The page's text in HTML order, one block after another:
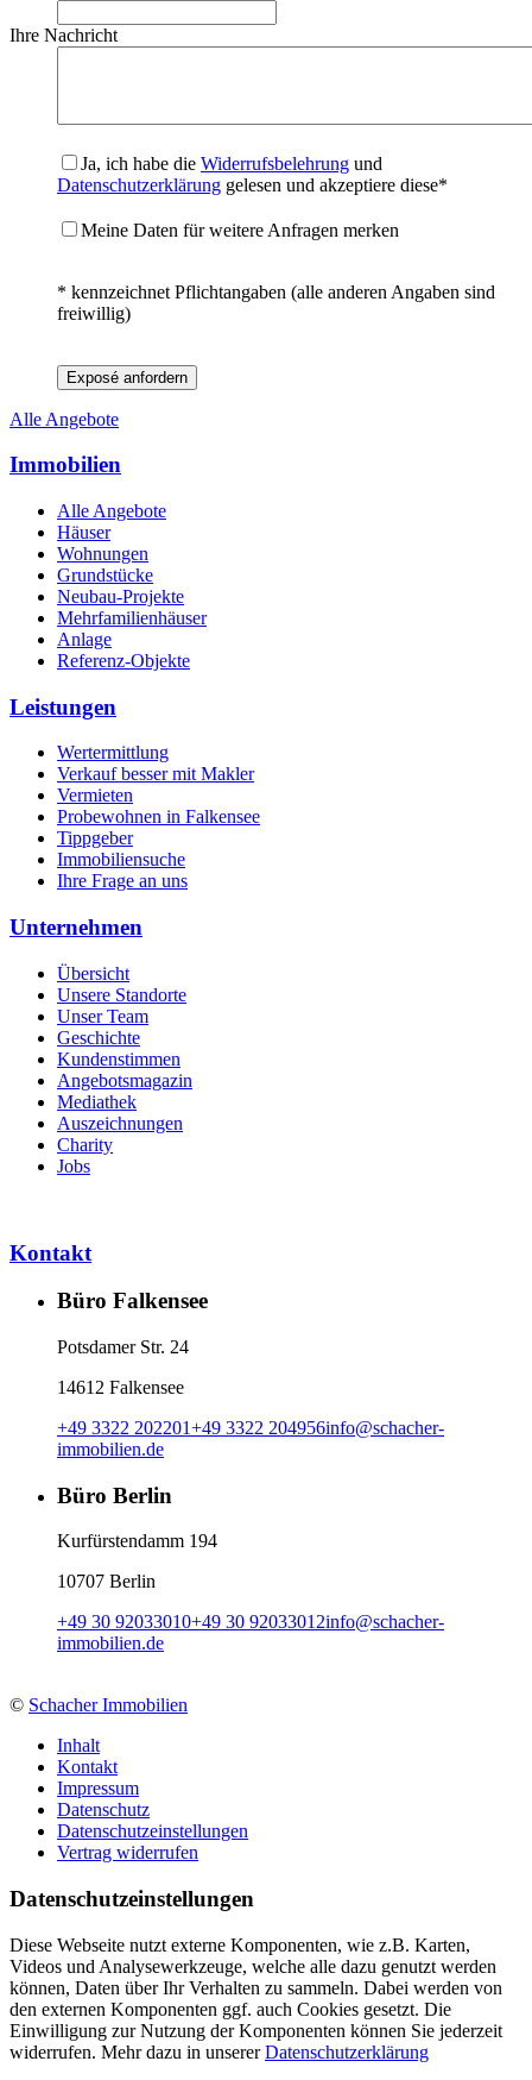
Ihre Nachricht
Ja, ich habe die Widerrufsbelehrung und
Datenschutzerklärung gelesen und akzeptiere diese*
Meine Daten für weitere Anfragen merken
* kennzeichnet Pflichtangaben (alle anderen Angaben sind
freiwillig)
Exposé anfordern
Alle Angebote
Immobilien
Alle Angebote
Häuser
Wohnungen
Grundstücke
Neubau-Projekte
Mehrfamilienhäuser
Anlage
Referenz-Objekte
Leistungen
Wertermittlung
Verkauf besser mit Makler
Vermieten
Probewohnen in Falkensee
Tippgeber
Immobiliensuche
Ihre Frage an uns
Unternehmen
Übersicht
Unsere Standorte
Unser Team
Geschichte
Kundenstimmen
Angebotsmagazin
Mediathek
Auszeichnungen
Charity
Jobs
Kontakt
Büro Falkensee
Potsdamer Str. 24
14612 Falkensee
+49 3322 202201+49 3322 204956info@schacher-
immobilien.de
Büro Berlin
Kurfürstendamm 194
10707 Berlin
+49 30 92033010+49 30 92033012info@schacher-
immobilien.de
© Schacher Immobilien
Inhalt
Kontakt
Impressum
Datenschutz
Datenschutzeinstellungen
Vertrag widerrufen
Daten­schutz­ein­stellungen
Diese Webseite nutzt externe Komponenten, wie z.B. Karten,
Videos und Analysewerkzeuge, welche alle dazu genutzt werden
können, Daten über Ihr Verhalten zu sammeln. Dabei werden von
den externen Komponenten ggf. auch Cookies gesetzt. Die
Einwilligung zur Nutzung der Komponenten können Sie jederzeit
widerrufen. Mehr dazu in unsererDatenschutzerklärung